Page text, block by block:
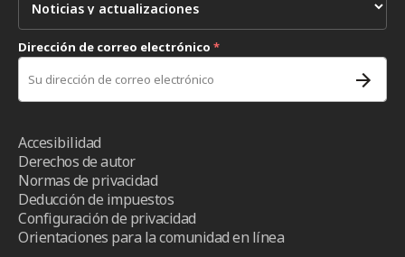
Dirección de correo electrónico *
Accesibilidad
Derechos de autor
Normas de privacidad
Deducción de impuestos
Configuración de privacidad
Orientaciones para la comunidad en línea